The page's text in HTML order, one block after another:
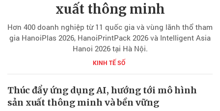
xuất thông minh
Hơn 400 doanh nghiệp từ 11 quốc gia và vùng lãnh thổ tham
gia HanoiPlas 2026, HanoiPrintPack 2026 và Intelligent Asia
Hanoi 2026 tại Hà Nội.
KINH TẾ SỐ
Thúc đẩy ứng dụng AI, hướng tới mô hình
sản xuất thông minh và bền vững